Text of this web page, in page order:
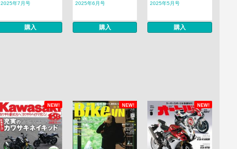
2025年7月号
購入
2025年6月号
購入
2025年5月号
購入
NEW! NEW! NEW!